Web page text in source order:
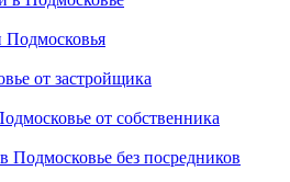
Подмосковья
от застройщика
от собственника
Подмосковье без посредников